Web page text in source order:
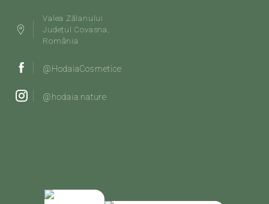
Valea Zălanului
Județul Covasna,
România
@HodaiaCosmetice
@hodaia.nature